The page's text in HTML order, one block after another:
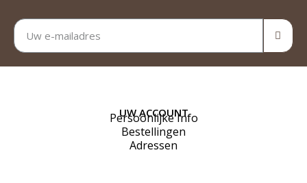
UW ACCOUNT
Persoonlijke Info
Bestellingen
Adressen